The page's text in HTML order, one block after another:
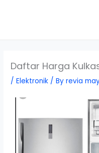
Daftar Harga
/Elektronik / Byrevia